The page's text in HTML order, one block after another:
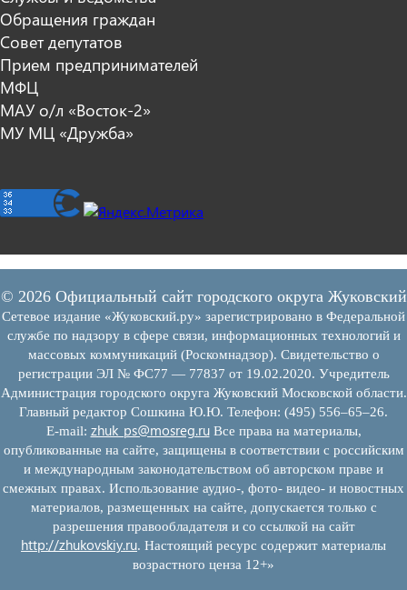
Обращения граждан
Совет депутатов
Прием предпринимателей
МФЦ
МАУ о/л «Восток-2»
МУ МЦ «Дружба»
© 2026 Официальный сайт городского округа Жуковский
Сетевое издание «Жуковский.ру» зарегистрировано в Федеральной
службе по надзору в сфере связи, информационных технологий и
массовых коммуникаций (Роскомнадзор). Свидетельство о
регистрации ЭЛ № ФС77 — 77837 от 19.02.2020. Учредитель
Администрация городского округа Жуковский Московской области.
Главный редактор Сошкина Ю.Ю. Телефон: (495) 556–65–26.
E‑mail: zhuk_ps@mosreg.ruВсе права на материалы,
опубликованные на сайте, защищены в соответствии с российским
и международным законодательством об авторском праве и
смежных правах. Использование аудио-, фото- видео- и новостных
материалов, размещенных на сайте, допускается только с
разрешения правообладателя и со ссылкой на сайт
http://zhukovskiy.ru. Настоящий ресурс содержит материалы
возрастного ценза 12+»